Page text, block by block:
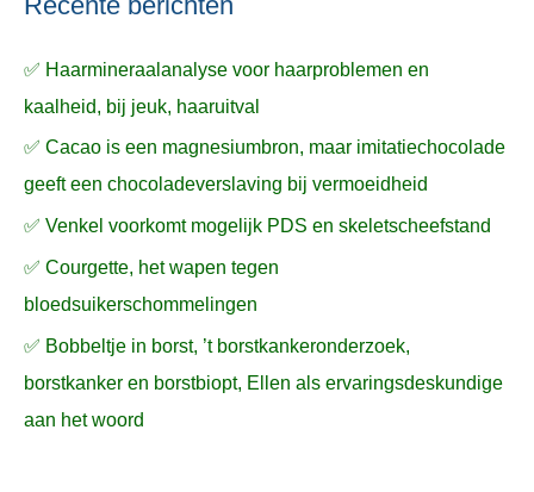
✅ Haarmineraalanalyse voor haarproblemen en
kaalheid, bij jeuk, haaruitval
✅ Cacao is een magnesiumbron, maar imitatiechocolade
geeft een chocoladeverslaving bij vermoeidheid
✅ Venkel voorkomt mogelijk PDS en skeletscheefstand
✅ Courgette, het wapen tegen
bloedsuikerschommelingen
✅ Bobbeltje in borst, ’t borstkankeronderzoek,
borstkanker en borstbiopt, Ellen als ervaringsdeskundige
aan het woord